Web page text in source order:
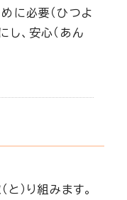
に必要（ひつよ
し、安心（あん
）り組みます。